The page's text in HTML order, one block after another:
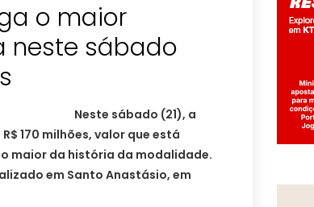
o maior
neste sábado
Neste sábado (21), a
170 milhões, valor que está
maior da história da modalidade.
em Santo Anastásio, em